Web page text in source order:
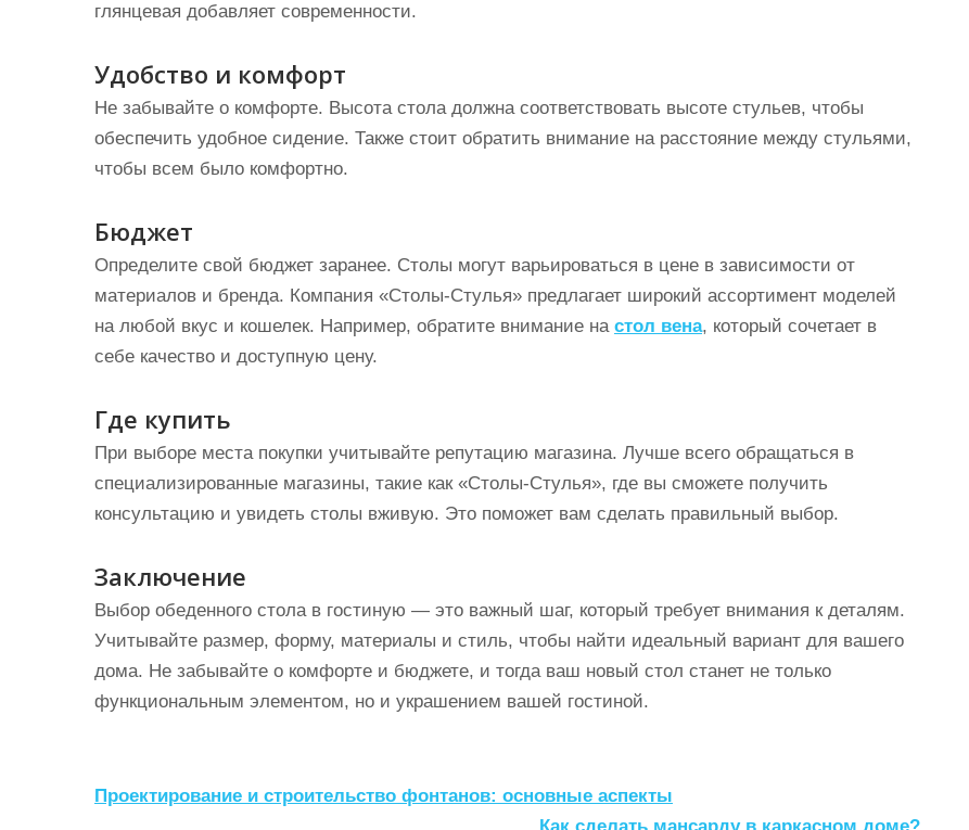
глянцевая добавляет современности.
Удобство и комфорт
Не забывайте о комфорте. Высота стола должна соответствовать высоте стульев, чтобы
обеспечить удобное сидение. Также стоит обратить внимание на расстояние между стульями,
чтобы всем было комфортно.
Бюджет
Определите свой бюджет заранее. Столы могут варьироваться в цене в зависимости от
материалов и бренда. Компания «Столы-Стулья» предлагает широкий ассортимент моделей
на любой вкус и кошелек. Например, обратите внимание на стол вена, который сочетает в
себе качество и доступную цену.
Где купить
При выборе места покупки учитывайте репутацию магазина. Лучше всего обращаться в
специализированные магазины, такие как «Столы-Стулья», где вы сможете получить
консультацию и увидеть столы вживую. Это поможет вам сделать правильный выбор.
Заключение
Выбор обеденного стола в гостиную — это важный шаг, который требует внимания к деталям.
Учитывайте размер, форму, материалы и стиль, чтобы найти идеальный вариант для вашего
дома. Не забывайте о комфорте и бюджете, и тогда ваш новый стол станет не только
функциональным элементом, но и украшением вашей гостиной.
Н
Проектирование и строительство фонтанов: основные аспекты